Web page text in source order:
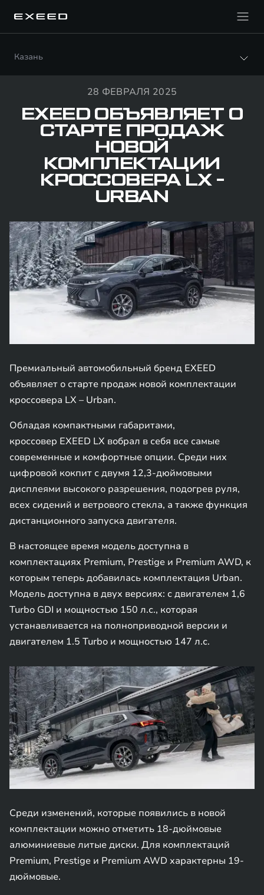
Казань
28 ФЕВРАЛЯ 2025
EXEED ОБЪЯВЛЯЕТ О
СТАРТЕ ПРОДАЖ
НОВОЙ
КОМПЛЕКТАЦИИ
КРОССОВЕРА LX -
URBAN
Премиальный автомобильный бренд EXEED
объявляет о старте продаж новой комплектации
кроссовера LX – Urban.
Обладая компактными габаритами,
кроссовер EXEED LX вобрал в себя все самые
современные и комфортные опции. Среди них
цифровой кокпит с двумя 12,3-дюймовыми
дисплеями высокого разрешения, подогрев руля,
всех сидений и ветрового стекла, а также функция
дистанционного запуска двигателя.
В настоящее время модель доступна в
комплектациях Premium, Prestige и Premium AWD, к
которым теперь добавилась комплектация Urban.
Модель доступна в двух версиях: с двигателем 1,6
Turbo GDI и мощностью 150 л.с., которая
устанавливается на полноприводной версии и
двигателем 1.5 Turbo и мощностью 147 л.с.
Среди изменений, которые появились в новой
комплектации можно отметить 18-дюймовые
алюминиевые литые диски. Для комплектаций
Premium, Prestige и Premium AWD характерны 19-
дюймовые.